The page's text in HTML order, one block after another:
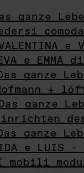
ganze
e
ganze
+
ganze
ganze
e LUIS -
mobili